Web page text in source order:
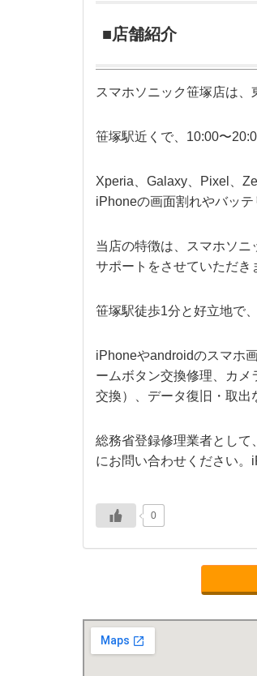
■店舗紹介
スマホソニック笹塚店は、
笹塚駅近くで、10:00〜
Xperia、Galaxy、Pixel、
iPhoneの画面割れやバッ
当店の特徴は、スマホソニ
サポートをさせていただき
笹塚駅徒歩1分と好立地で
iPhoneやandroidのスマホ
ームボタン交換修理、カ
交換）、データ復旧・取出
総務省登録修理業者として
にお問い合わせください。
0